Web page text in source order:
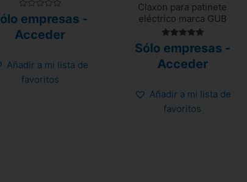
con
0
de
empresas -
Acceder
Añadir a mi lista de
favoritos
Claxon para patinete
eléctrico marca GUB
con
de 5
Sólo empresas -
Acceder
Añadir a mi lista de
favoritos